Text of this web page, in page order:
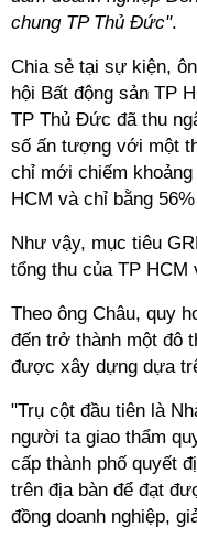
chung TP Thủ Đức".
Chia sẻ tại sự kiện,
hội Bất động sản TP
TP Thủ Đức đã thu
số ấn tượng với một
chỉ mới chiếm
HCM và chỉ bằng
Như vậy, mục tiêu
tổng thu của TP
Theo ông Châu, quy
đến trở thành một đô
được xây dựng dựa
"Trụ cột đầu tiên là
người ta giao thẩm
cấp thành phố quyết
trên địa bàn để đạt
đồng doanh nghiệp,